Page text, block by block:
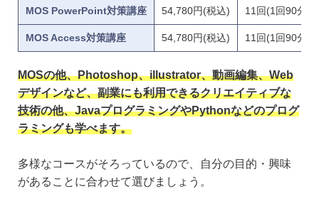
MOS PowerPoint対策講座 54,780円(税込) 11回(1回90分)
MOS Access対策講座 54,780円(税込) 11回(1回90分)
MOSの他、Photoshop、illustrator、動画編集、Web
デザインなど、副業にも利用できるクリエイティブな
技術の他、JavaプログラミングやPythonなどのプログ
ラミングも学べます。
多様なコースがそろっているので、自分の目的・興味
があることに合わせて選びましょう。